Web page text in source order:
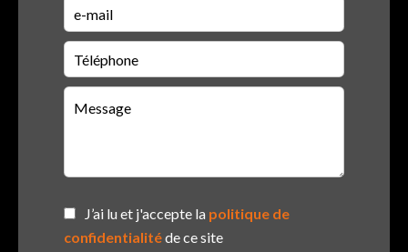
J’ai lu et j'accepte la politique de
confidentialitéde ce site